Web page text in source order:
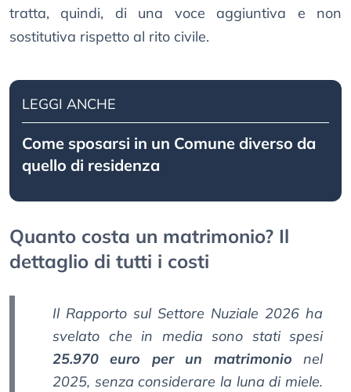
tratta, quindi, di una voce aggiuntiva e non
sostitutiva rispetto al rito civile.
LEGGI ANCHE
Come sposarsi in un Comune diverso da
quello di residenza
Quanto costa un matrimonio? Il
dettaglio di tutti i costi
Il Rapporto sul Settore Nuziale 2026 ha
svelato che in media sono stati spesi
25.970 euro per un matrimonio nel
2025, senza considerare la luna di miele.